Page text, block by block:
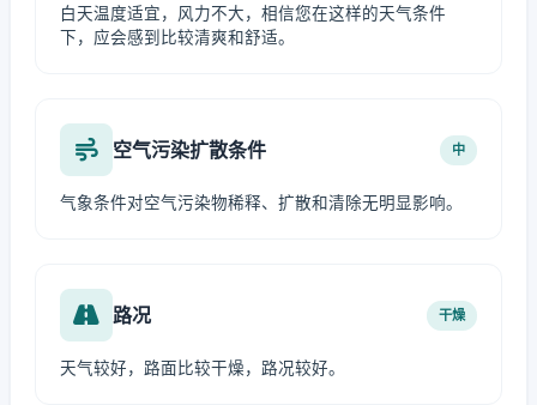
白天温度适宜，风力不大，相信您在这样的天气条件
下，应会感到比较清爽和舒适。
空气污染扩散条件 中
气象条件对空气污染物稀释、扩散和清除无明显影响。
路况 干燥
天气较好，路面比较干燥，路况较好。